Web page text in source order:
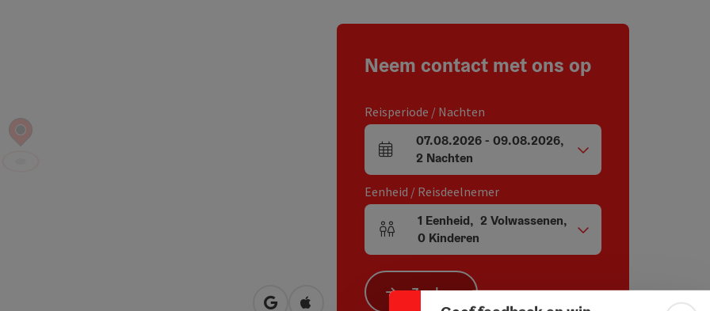
Neem contact met ons op
Reisperiode / Nachten
Velden voor aankomst en vertrek
07.08.2026- 09.08.2026,
2 Nachten
Eenheid / Reisdeelnemer
Aantal eenheden en persoonsvelden
1 Eenheid, 2 Volwassenen,
0 Kinderen
Zoeken